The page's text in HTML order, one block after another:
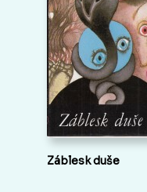
Záblesk duše